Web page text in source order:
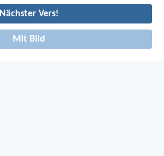
Nächster Vers!
Mit Bild